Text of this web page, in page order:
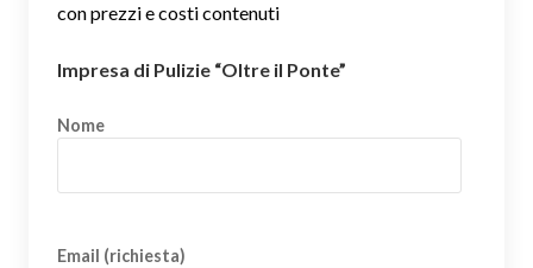
con prezzi e costi contenuti
Impresa di Pulizie “Oltre il Ponte”
Nome
Email (richiesta)